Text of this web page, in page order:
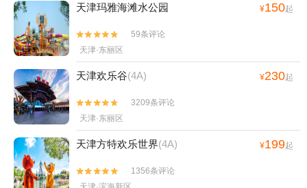
天津玛雅海滩水公园 ¥150起


59条评论
天津·东丽区
天津欢乐谷(4A) ¥230起


3209条评论
天津·东丽区
天津方特欢乐世界(4A) ¥199起


1356条评论